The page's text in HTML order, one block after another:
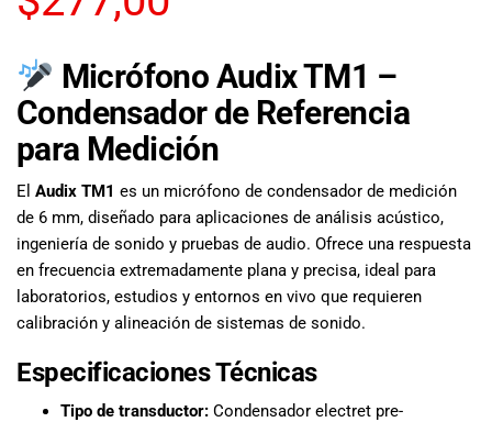
de expertos en
música está
aquí para
ayudarte a
encontrar el
instrumento o
equipo de
audio
adecuado para
ti, y ofrecerte el
mejor servicio
al cliente
posible.
Además,
ofrecemos
Micrófono Audix TM1 –
Condensador de Referencia
para Medición
El Audix TM1 es un micrófono de condensador de medición
de 6 mm, diseñado para aplicaciones de análisis acústico,
ingeniería de sonido y pruebas de audio. Ofrece una respuesta
en frecuencia extremadamente plana y precisa, ideal para
laboratorios, estudios y entornos en vivo que requieren
calibración y alineación de sistemas de sonido.
Especificaciones Técnicas
Tipo de transductor: Condensador electret pre-